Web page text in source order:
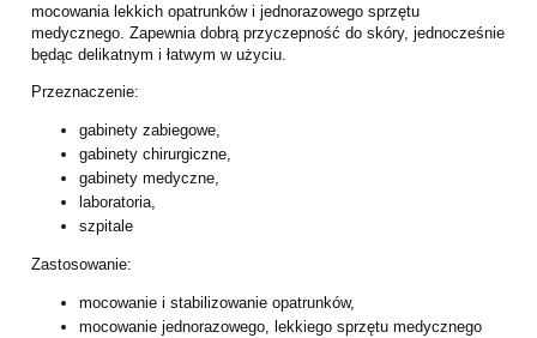
mocowania lekkich opatrunków i jednorazowego sprzętu
medycznego. Zapewnia dobrą przyczepność do skóry, jednocześnie
będąc delikatnym i łatwym w użyciu.
Przeznaczenie:
gabinety zabiegowe,
gabinety chirurgiczne,
gabinety medyczne,
laboratoria,
szpitale
Zastosowanie:
mocowanie i stabilizowanie opatrunków,
mocowanie jednorazowego, lekkiego sprzętu medycznego